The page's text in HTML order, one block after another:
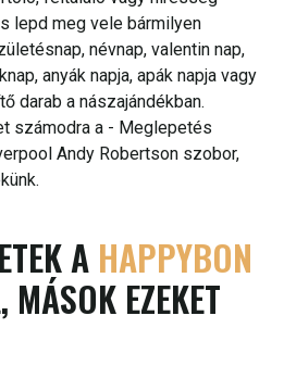
lepd meg vele bármilyen
névnap, valentin nap,
anyák napja, apák napja vagy
darab a nászajándékban.
számodra a - Meglepetés
Andy Robertson szobor,
A HAPPYBON
EZEKET